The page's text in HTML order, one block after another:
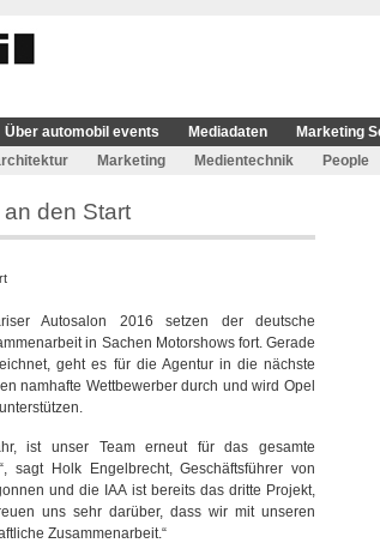
Über automobil events Mediadaten
Marketing
Marketing Medientechnik People
den Start
für
E
geht
auf
IAA
2017
für
Opel
an
den
Start
Autosalon 2016 setzen der deutsche
in Sachen Motorshows fort. Gerade
geht es für die Agentur in die nächste
namhafte Wettbewerber durch und wird Opel
ist unser Team erneut für das gesamte
sagt Holk Engelbrecht, Geschäftsführer von
und die IAA ist bereits das dritte Projekt,
uns sehr darüber, dass wir mit unseren
Zusammenarbeit.“